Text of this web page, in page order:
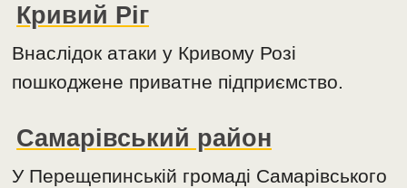
Кривий Ріг
Внаслідок атаки у Кривому Розі
пошкоджене приватне підприємство.
Самарівський район
У Перещепинській громаді Самарівського